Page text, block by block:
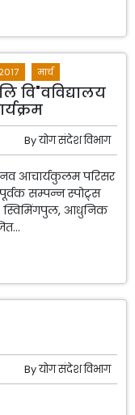
2017 मार्च
Byयोग संदेश विभाग
नव आचार्यकुलम परिसर
सम्पन्न स्पोट्र्स
स्विमिंगपुल, आधुनिक
Byयोग संदेश विभाग